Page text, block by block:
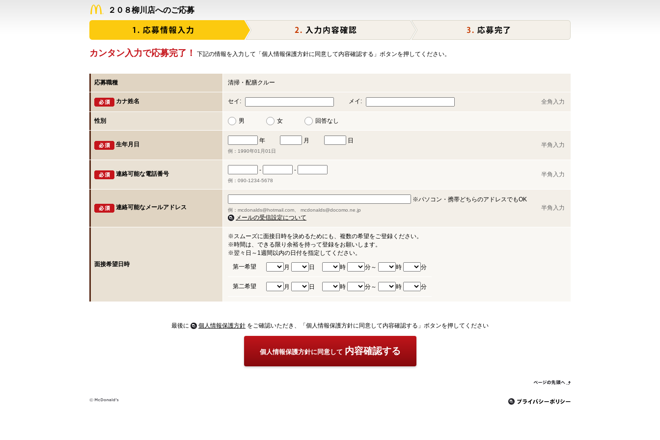
２０８柳川店へのご応募
カンタン入力で応募完了！ 下記の情報を入力して「個人情報保護方針に同意して内容確認する」ボタンを押してください。
応募職種 清掃・配膳クルー
カナ姓名 セイ: メイ: 全角入力
性別 男 女 回答なし
生年月日
年 月 日
例：1990年01月01日
半角入力
連絡可能な電話番号
- -
例：090-1234-5678
半角入力
連絡可能なメールアドレス
※パソコン・携帯どちらのアドレスでもOK
例：mcdonalds@hotmail.com、 mcdonalds@docomo.ne.jp
メールの受信設定について
半角入力
面接希望日時
※スムーズに面接日時を決めるためにも、複数の希望をご登録ください。
※時間は、できる限り余裕を持って登録をお願いします。
※翌々日～1週間以内の日付を指定してください。
第一希望
月 日 時 分～ 時 分
第二希望 月 日 時 分～ 時 分
最後に 個人情報保護方針 をご確認いただき、「個人情報保護方針に同意して内容確認する」ボタンを押してください
個人情報保護方針に同意して 内容確認する